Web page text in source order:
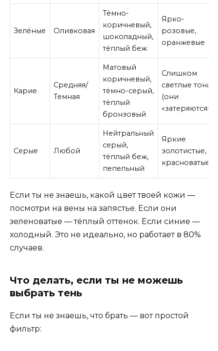
Зелёные Оливковая
Тёмно-
коричневый,
шоколадный,
тёплый беж
Ярко-
розовые,
оранжевые
Карие
Средняя/
Темная
Матовый
коричневый,
тёмно-серый,
тёплый
бронзовый
Слишком
светлые тона
(они
«затеряются»)
Серые Любой
Нейтральный
серый,
тёплый беж,
пепельный
Яркие
золотистые,
красноватые
Если ты не знаешь, какой цвет твоей кожи —
посмотри на вены на запястье. Если они
зеленоватые — тёплый оттенок. Если синие —
холодный. Это не идеально, но работает в 80%
случаев.
Что делать, если ты не можешь
выбрать тень
Если ты не знаешь, что брать — вот простой
фильтр: